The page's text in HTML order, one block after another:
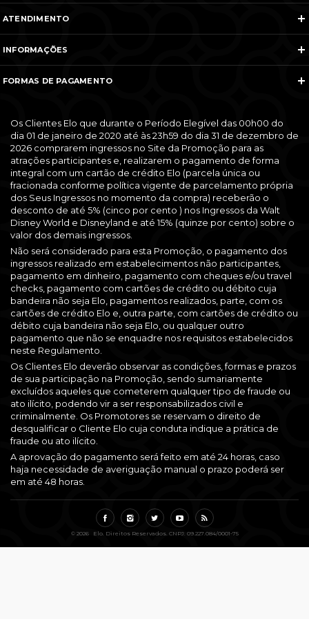
ATENDIMENTO
INFORMAÇÕES
FORMAS DE PAGAMENTO
Os Clientes Elo que durante o Período Elegível das 00h00 do
dia 01 de janeiro de 2020 até às 23h59 do dia 31 de dezembro de
2026 comprarem ingressos no Site da Promoção para as
atrações participantes e, realizarem o pagamento de forma
integral com um cartão de crédito Elo (parcela única ou
fracionada conforme política vigente de parcelamento própria
dos Seus Ingressos no momento da compra) receberão o
desconto de até 5% (cinco por cento ) nos Ingressos da Walt
Disney World e Disneyland e até 15% (quinze por cento) sobre o
valor dos demais ingressos.
Não será considerado para esta Promoção, o pagamento dos
ingressos realizado em estabelecimentos não participantes,
pagamento em dinheiro, pagamento com cheques e/ou travel
checks, pagamento com cartões de crédito ou débito cuja
bandeira não seja Elo, pagamentos realizados, parte, com os
cartões de crédito Elo e, outra parte, com cartões de crédito ou
débito cuja bandeira não seja Elo, ou qualquer outro
pagamento que não se enquadre nos requisitos estabelecidos
neste Regulamento.
Os Clientes Elo deverão observar as condições, formas e prazos
de sua participação na Promoção, sendo sumariamente
excluídos aqueles que cometerem qualquer tipo de fraude ou
ato ilícito, podendo vir a ser responsabilizados civil e
criminalmente. Os Promotores se reservam o direito de
desqualificar o Cliente Elo cuja conduta indique a prática de
fraude ou ato ilícito.
A aprovação do pagamento será feito em até 24 horas, caso
haja necessidade de averiguação manual o prazo poderá ser
em até 48 horas.
© 2026 Elo. Direitos Reservados. CNPJ: 09.227.084/0001-75